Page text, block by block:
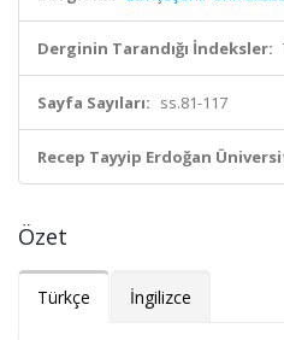
Derginin Tarandığı İndeksler:
Sayfa Sayıları: ss.81-117
Recep Tayyip Erdoğan
Özet
Türkçe İngilizce